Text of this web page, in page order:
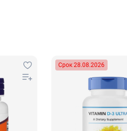
Срок 28.08.2026